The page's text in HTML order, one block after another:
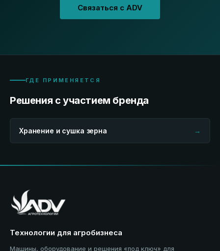
Связаться с ADV
ГДЕ ПРИМЕНЯЕТСЯ
Решения с участием бренда
Хранение и сушка зерна →
Технологии для агробизнеса
Машины, оборудование и решения «под ключ» для